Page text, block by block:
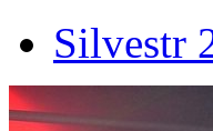
Silvestr